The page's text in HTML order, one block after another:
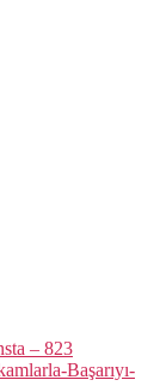
– 823
Başarıyı-